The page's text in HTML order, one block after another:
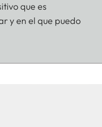
que es
y en el que puedo